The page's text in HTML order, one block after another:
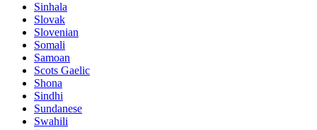
Sinhala
Slovak
Slovenian
Somali
Samoan
Scots Gaelic
Shona
Sindhi
Sundanese
Swahili